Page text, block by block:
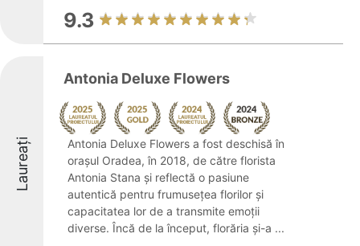
9.3
Laureați
Antonia Deluxe Flowers
Antonia Deluxe Flowers a fost deschisă în
orașul Oradea, în 2018, de către florista
Antonia Stana și reflectă o pasiune
autentică pentru frumusețea florilor și
capacitatea lor de a transmite emoții
diverse. Încă de la început, florăria și-a ...